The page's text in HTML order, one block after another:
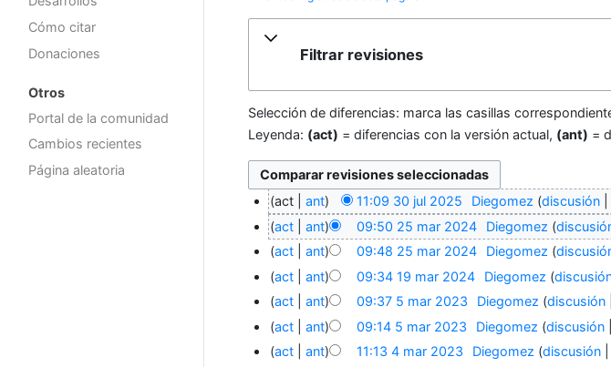
Cómo citar
Donaciones
Otros
Portal de la comunidad
Cambios recientes
Página aleatoria
Filtrar revisiones
Selección de diferencias: marca las casillas
Leyenda: (act) = diferencias con la versión actual, (ant) =
act ant 11:09 30 jul 2025 Diegomez discusión
act
ant 09:50 25 mar 2024 Diegomez
act
ant 09:48 25 mar 2024 Diegomez
act
ant 09:34 19 mar 2024 Diegomez
act
ant 09:37 5 mar 2023 Diegomez discusión
act
ant 09:14 5 mar 2023 Diegomez discusión
act
ant 11:13 4 mar 2023 Diegomez discusión